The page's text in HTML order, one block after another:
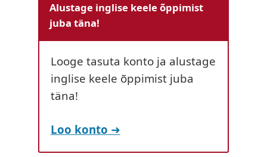
Alustage inglise keele õppimist
juba täna!
Looge tasuta konto ja alustage
inglise keele õppimist juba
täna!
Loo konto